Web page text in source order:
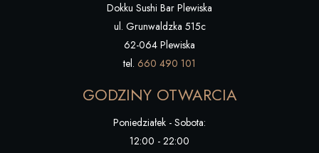
Dokku Sushi Bar Plewiska
ul. Grunwaldzka 515c
62-064 Plewiska
tel. 660 490 101
GODZINY OTWARCIA
Poniedziałek - Sobota:
12:00 - 22:00